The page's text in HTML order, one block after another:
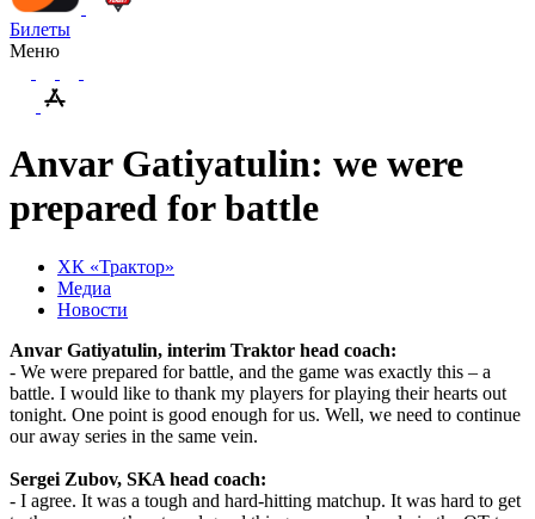
Билеты
Меню
Anvar Gatiyatulin: we were
prepared for battle
ХК «Трактор»
Медиа
Новости
Anvar Gatiyatulin, interim Traktor head coach:
- We were prepared for battle, and the game was exactly this – a
battle. I would like to thank my players for playing their hearts out
tonight. One point is good enough for us. Well, we need to continue
our away series in the same vein.
Sergei Zubov, SKA head coach:
- I agree. It was a tough and hard-hitting matchup. It was hard to get